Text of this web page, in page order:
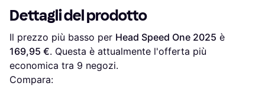
Dettagli del prodotto
Il prezzo più basso per Head Speed One 2025
169,95 €. Questa è attualmente l'offerta più
economica tra 9 negozi.
Compara: